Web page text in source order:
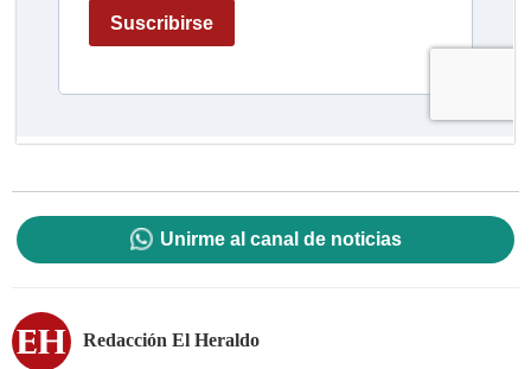
Unirme al canal de noticias
Redacción El Heraldo